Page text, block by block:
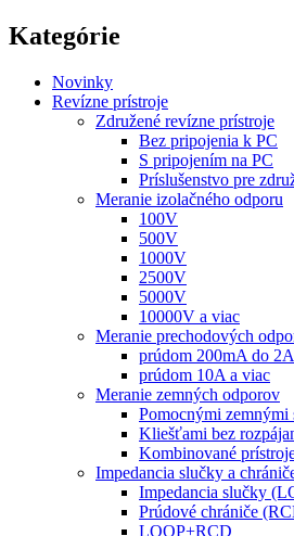
Kategórie
Novinky
Revízne prístroje
Združené revízne prístroje
Bez pripojenia k PC
S pripojením na PC
Príslušenstvo pre
Meranie izolačného odporu
100V
500V
1000V
2500V
5000V
10000V a viac
Meranie prechodových
prúdom 200mA do 2A
prúdom 10A a viac
Meranie zemných odporov
Pomocnými zemnými
Kliešťami bez
Kombinované
Impedancia slučky a
Impedancia slučky
Prúdové chrániče
LOOP+RCD